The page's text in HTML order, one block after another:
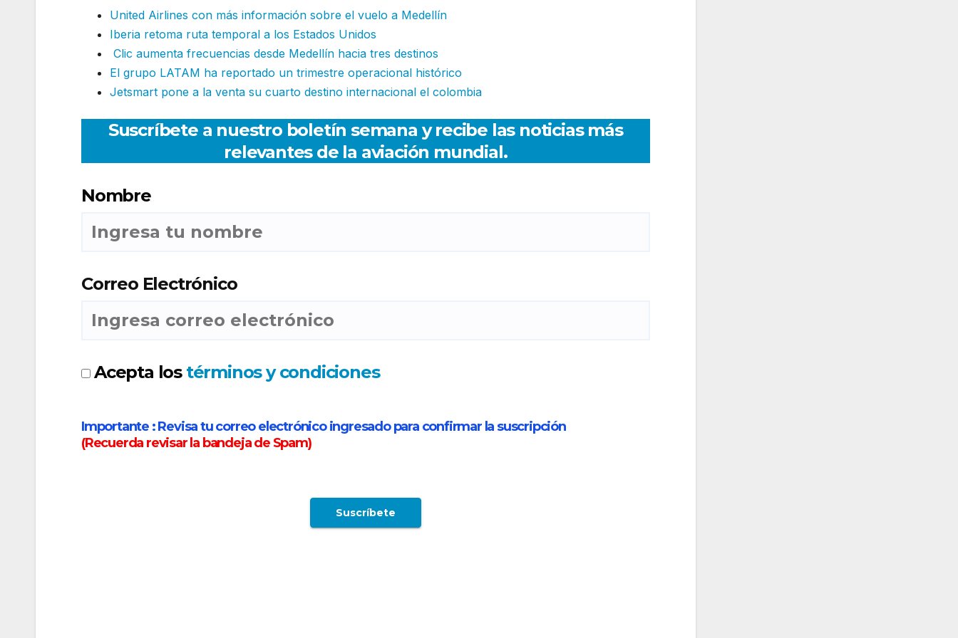
United Airlines con más información sobre el vuelo a Medellín
Iberia retoma ruta temporal a los Estados Unidos
Clic aumenta frecuencias desde Medellín hacia tres destinos
El grupo LATAM ha reportado un trimestre operacional histórico
Jetsmart pone a la venta su cuarto destino internacional el colombia
Suscríbete a nuestro boletín semana y recibe las noticias más
relevantes de la aviación mundial.
Nombre
Correo Electrónico
Acepta los términos y condiciones
Importante :Revisa tu correo electrónico ingresado para confirmar la suscripción
(Recuerda revisar la bandeja de Spam)